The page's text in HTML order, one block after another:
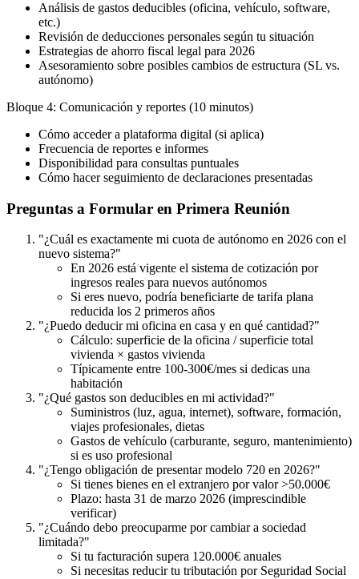
Análisis de gastos deducibles (oficina, vehículo, software,
etc.)
Revisión de deducciones personales según tu situación
Estrategias de ahorro fiscal legal para 2026
Asesoramiento sobre posibles cambios de estructura (SL vs.
autónomo)
Bloque 4: Comunicación y reportes (10 minutos)
Cómo acceder a plataforma digital (si aplica)
Frecuencia de reportes e informes
Disponibilidad para consultas puntuales
Cómo hacer seguimiento de declaraciones presentadas
Preguntas a Formular en Primera Reunión
"¿Cuál es exactamente mi cuota de autónomo en 2026 con el
nuevo sistema?"
En 2026 está vigente el sistema de cotización por
ingresos reales para nuevos autónomos
Si eres nuevo, podría beneficiarte de tarifa plana
reducida los 2 primeros años
"¿Puedo deducir mi oficina en casa y en qué cantidad?"
Cálculo: superficie de la oficina / superficie total
vivienda × gastos vivienda
Típicamente entre 100-300€/mes si dedicas una
habitación
"¿Qué gastos son deducibles en mi actividad?"
Suministros (luz, agua, internet), software, formación,
viajes profesionales, dietas
Gastos de vehículo (carburante, seguro, mantenimiento)
si es uso profesional
"¿Tengo obligación de presentar modelo 720 en 2026?"
Si tienes bienes en el extranjero por valor >50.000€
Plazo: hasta 31 de marzo 2026 (imprescindible
verificar)
"¿Cuándo debo preocuparme por cambiar a sociedad
limitada?"
Si tu facturación supera 120.000€ anuales
Si necesitas reducir tu tributación por Seguridad Social